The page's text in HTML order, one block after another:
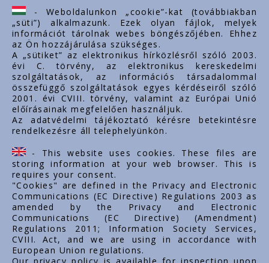
ertekesites@styron.hu
export@styron.hu
www.styron.hu
Važni linkovi
O nama
Dokumenti
Kontakt
Karijera
- Weboldalunkon „cookie”-kat (továbbiakban
„süti”) alkalmazunk. Ezek olyan fájlok, melyek
információt tárolnak webes böngészőjében. Ehhez
az Ön hozzájárulása szükséges.
A „sütiket” az elektronikus hírközlésről szóló 2003.
évi C. törvény, az elektronikus kereskedelmi
szolgáltatások, az információs társadalommal
összefüggő szolgáltatások egyes kérdéseiről szóló
2001. évi CVIII. törvény, valamint az Európai Unió
előírásainak megfelelően használjuk.
Az adatvédelmi tájékoztató kérésre betekintésre
rendelkezésre áll telephelyünkön.
- This website uses cookies. These files are
storing information at your web browser. This is
requires your consent.
"Cookies" are defined in the Privacy and Electronic
Communications (EC Directive) Regulations 2003 as
amended by the Privacy and Electronic
Communications (EC Directive) (Amendment)
Regulations 2011; Information Society Services,
CVIII. Act, and we are using in accordance with
European Union regulations.